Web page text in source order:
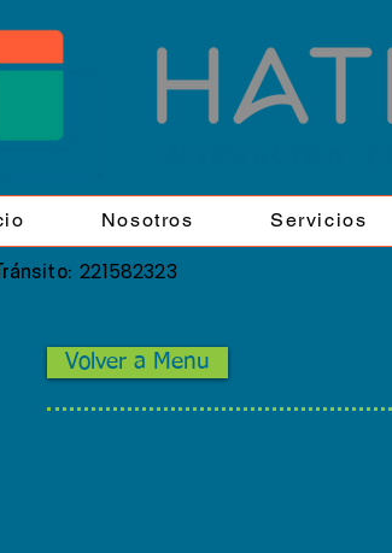
Nosotros Servicios
221582323
Volver a Menu